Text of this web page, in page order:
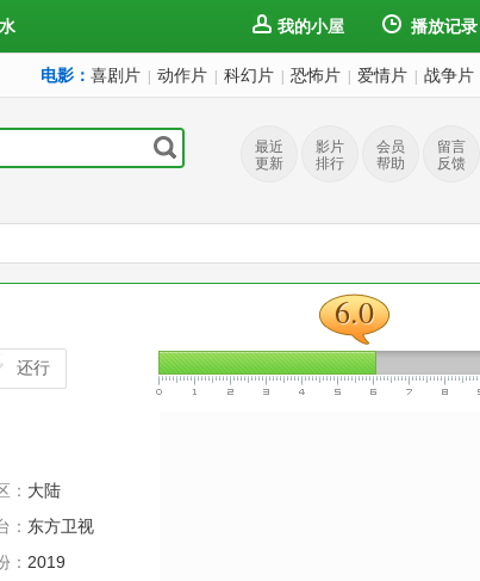
我的小屋 播放记录
电影： 喜剧片 动作片 科幻片 恐怖片 爱情片 战争片
最近
更新
影片
排行
会员
帮助
留言
反馈
6.0
6.0
还行
： 大陆
： 东方卫视
： 2019